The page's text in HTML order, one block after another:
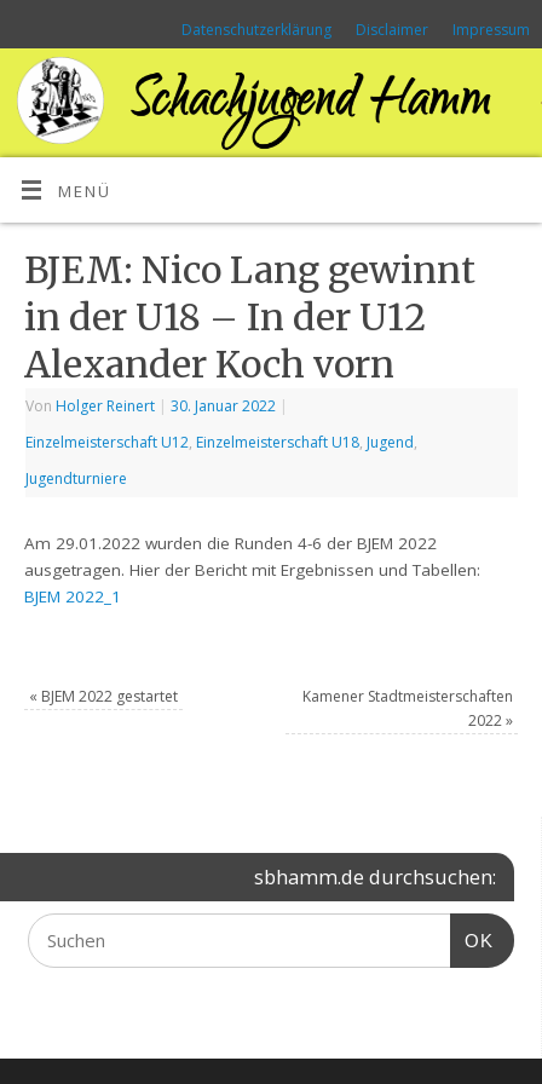
Datenschutzerklärung Disclaimer Impressum
MENÜ
BJEM: Nico Lang gewinnt
in der U18 – In der U12
Alexander Koch vorn
Von Holger Reinert | 30. Januar 2022 |
Einzelmeisterschaft U12, Einzelmeisterschaft U18, Jugend,
Jugendturniere
Am 29.01.2022 wurden die Runden 4-6 der BJEM 2022
ausgetragen. Hier der Bericht mit Ergebnissen und Tabellen:
BJEM 2022_1
« BJEM 2022 gestartet
Kamener Stadtmeisterschaften
2022»
sbhamm.de durchsuchen:
OK